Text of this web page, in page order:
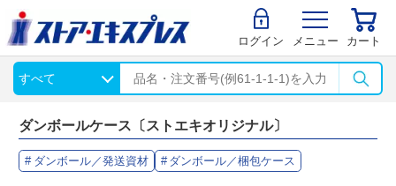
ログイン メニュー カート
ダンボールケース〔ストエキオリジナル〕
ダンボール／発送資材 ダンボール／梱包ケース